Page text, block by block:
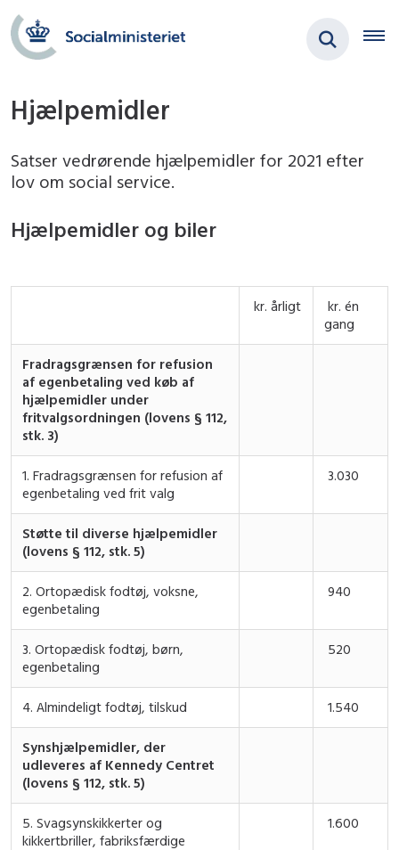
Hjælpemidler
Satser vedrørende hjælpemidler for 2021 efter
lov om social service.
Hjælpemidler og biler
kr. årligt
kr. én
gang
Fradragsgrænsen for refusion
af egenbetaling ved køb af
hjælpemidler under
fritvalgsordningen (lovens § 112,
stk. 3)
1. Fradragsgrænsen for refusion af
egenbetaling ved frit valg
3.030
Støtte til diverse hjælpemidler
(lovens § 112, stk. 5)
2. Ortopædisk fodtøj, voksne,
egenbetaling
940
3. Ortopædisk fodtøj, børn,
egenbetaling
520
4. Almindeligt fodtøj, tilskud 1.540
Synshjælpemidler, der
udleveres af Kennedy Centret
(lovens § 112, stk. 5)
5. Svagsynskikkerter og
kikkertbriller, fabriksfærdige
1.600